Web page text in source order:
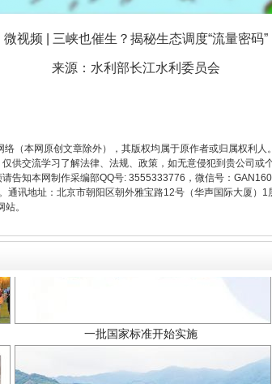
微视频 | 三峡也催生？揭秘生态调度“流量密码”
来源：水利部长江水利委员会
络（本网原创文章除外），其版权均属于原作者或归属权利
供交流学习了解法律、法规、政策，如无意侵犯到贵公司
告知本网制作采编部QQ号: 3555333776，微信号：
讯地址：北京市朝阳区朝外雅宝路12号（华声国际大厦）
。
一批国家标准开始实施